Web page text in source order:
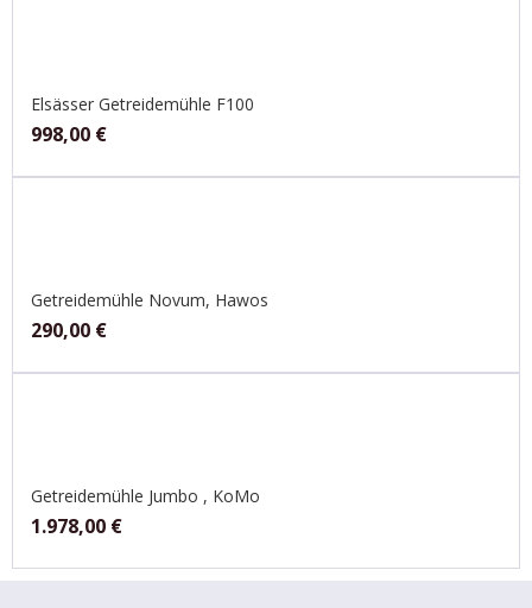
Elsässer Getreidemühle F100
998,00 €
Getreidemühle Novum, Hawos
290,00 €
Getreidemühle Jumbo , KoMo
1.978,00 €